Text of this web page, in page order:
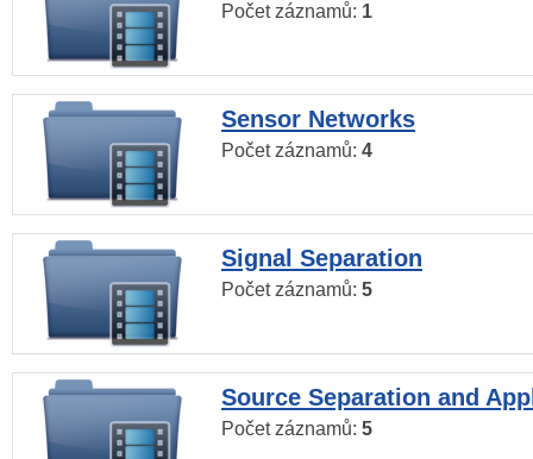
Počet záznamů: 1
Sensor Networks
Počet záznamů: 4
Signal Separation
Počet záznamů: 5
Source Separation and
Počet záznamů: 5